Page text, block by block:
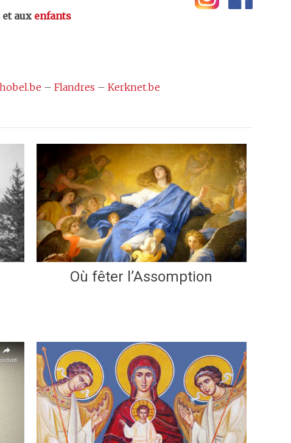
et aux enfants
– Flandres – Kerknet.be
Où fêter l’Assomption